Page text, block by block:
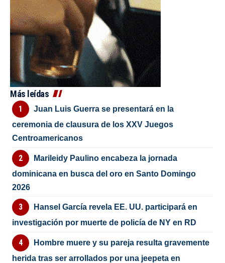
Más leídas
Juan Luis Guerra se presentará en la
ceremonia de clausura de los XXV Juegos
Centroamericanos
Marileidy Paulino encabeza la jornada
dominicana en busca del oro en Santo Domingo
2026
Hansel García revela EE. UU. participará en
investigación por muerte de policía de NY en RD
Hombre muere y su pareja resulta gravemente
herida tras ser arrollados por una jeepeta en